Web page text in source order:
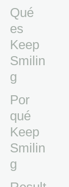
Qué
es
Keep
Smilin
g
Por
qué
Keep
Smilin
g